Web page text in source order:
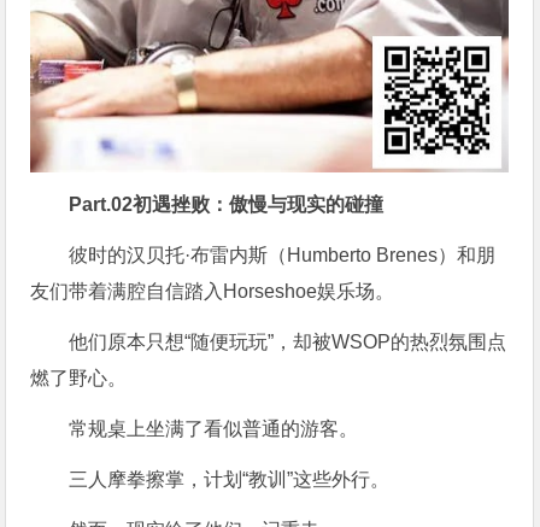
Part.02初遇挫败：傲慢与现实的碰撞
彼时的汉贝托·布雷内斯（Humberto Brenes）和朋
友们带着满腔自信踏入Horseshoe娱乐场。
他们原本只想“随便玩玩”，却被WSOP的热烈氛围点
燃了野心。
常规桌上坐满了看似普通的游客。
三人摩拳擦掌，计划“教训”这些外行。